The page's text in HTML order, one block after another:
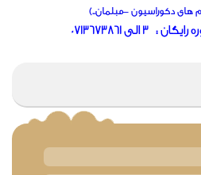
های دکوراسیون –مبلمان..)
0713673861